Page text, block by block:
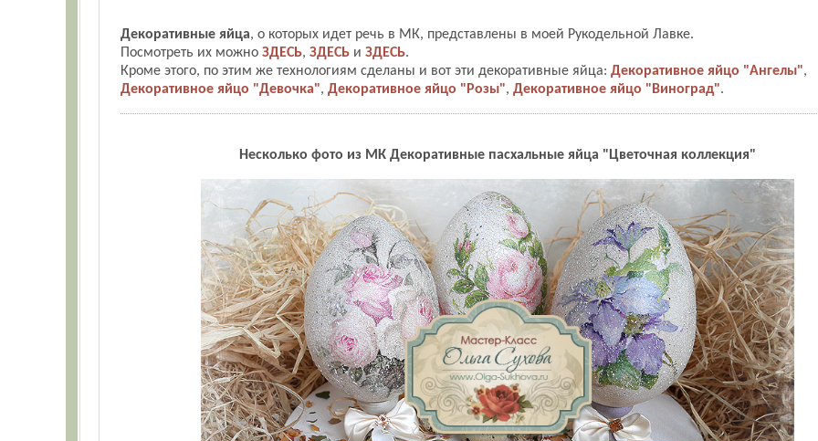
Декоративные яйца, о которых идет речь в МК, представлены в моей Рукодельной Лавке.
Посмотреть их можно ЗДЕСЬ, ЗДЕСЬ и ЗДЕСЬ.
Кроме этого, по этим же технологиям сделаны и вот эти декоративные яйца: Декоративное яйцо "Ангелы",
Декоративное яйцо "Девочка", Декоративное яйцо "Розы", Декоративное яйцо "Виноград".
Несколько фото из МК Декоративные пасхальные яйца "Цветочная коллекция"